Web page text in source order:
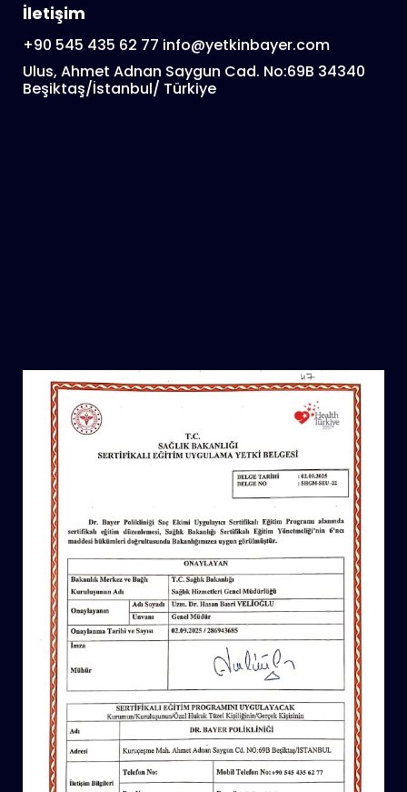
İletişim
+90 545 435 62 77 info@yetkinbayer.com
Ulus, Ahmet Adnan Saygun Cad. No:69B 34340
Beşiktaş/İstanbul/ Türkiye